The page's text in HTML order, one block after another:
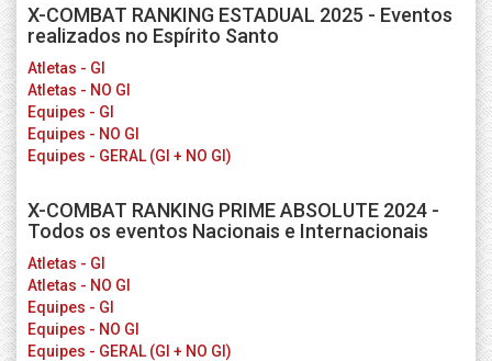
X-COMBAT RANKING ESTADUAL 2025 - Eventos
realizados no Espírito Santo
Atletas - GI
Atletas - NO GI
Equipes - GI
Equipes - NO GI
Equipes - GERAL (GI + NO GI)
X-COMBAT RANKING PRIME ABSOLUTE 2024 -
Todos os eventos Nacionais e Internacionais
Atletas - GI
Atletas - NO GI
Equipes - GI
Equipes - NO GI
Equipes - GERAL (GI + NO GI)